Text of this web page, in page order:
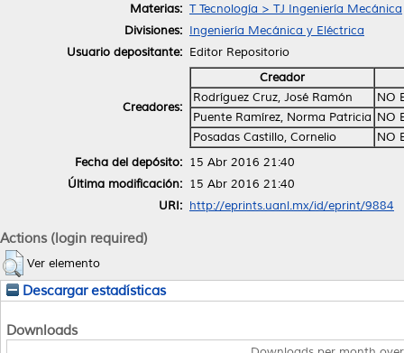
Materias: T Tecnología > TJ Ingeniería Mecánica
Divisiones: Ingeniería Mecánica y Eléctrica
Usuario depositante: Editor Repositorio
Creadores:
Creador
Rodríguez Cruz, José Ramón
NO
Puente Ramírez, Norma Patricia NO
Posadas Castillo, Cornelio
NO
Fecha del depósito: 15 Abr 2016 21:40
Última modificación: 15 Abr 2016 21:40
URI: http://eprints.uanl.mx/id/eprint/9884
Actions (login required)
Ver elemento
Descargar estadísticas
Downloads